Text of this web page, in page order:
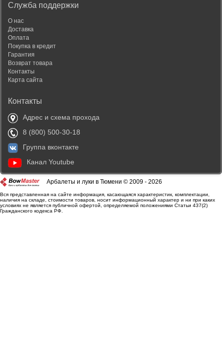
Служба поддержки
О нас
Доставка
Оплата
Покупка в кредит
Гарантия
Возврат товара
Контакты
Карта сайта
Контакты
Адрес и схема прохода
8 (800) 500-30-18
Группа вконтакте
Канал Youtube
Арбалеты и луки в Тюмени © 2009 - 2026
Вся представленная на сайте информация, касающаяся характеристик, комплектации,
наличия на складе, стоимости товаров, носит информационный характер и ни при каких
условиях не является публичной офертой, определяемой положениями Статьи 437(2)
Гражданского кодекса РФ.